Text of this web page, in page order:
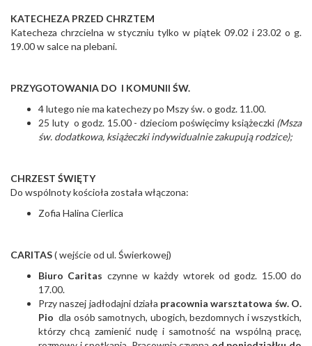
KATECHEZA PRZED CHRZTEM
Katecheza chrzcielna w styczniu tylko w piątek 09.02 i 23.02 o g.
19.00 w salce na plebani.
PRZYGOTOWANIA DO I KOMUNII ŚW.
4 lutego nie ma katechezy po Mszy św. o godz. 11.00.
25 luty o godz. 15.00 - dzieciom poświęcimy książeczki (Msza
św. dodatkowa, książeczki indywidualnie zakupują rodzice);
CHRZEST ŚWIĘTY
Do wspólnoty kościoła została włączona:
Zofia Halina Cierlica
CARITAS( wejście od ul. Świerkowej)
Biuro Caritas czynne w każdy wtorek od godz. 15.00 do
17.00.
Przy naszej jadłodajni działa pracownia warsztatowa św. O.
Pio dla osób samotnych, ubogich, bezdomnych i wszystkich,
którzy chcą zamienić nudę i samotność na wspólną pracę,